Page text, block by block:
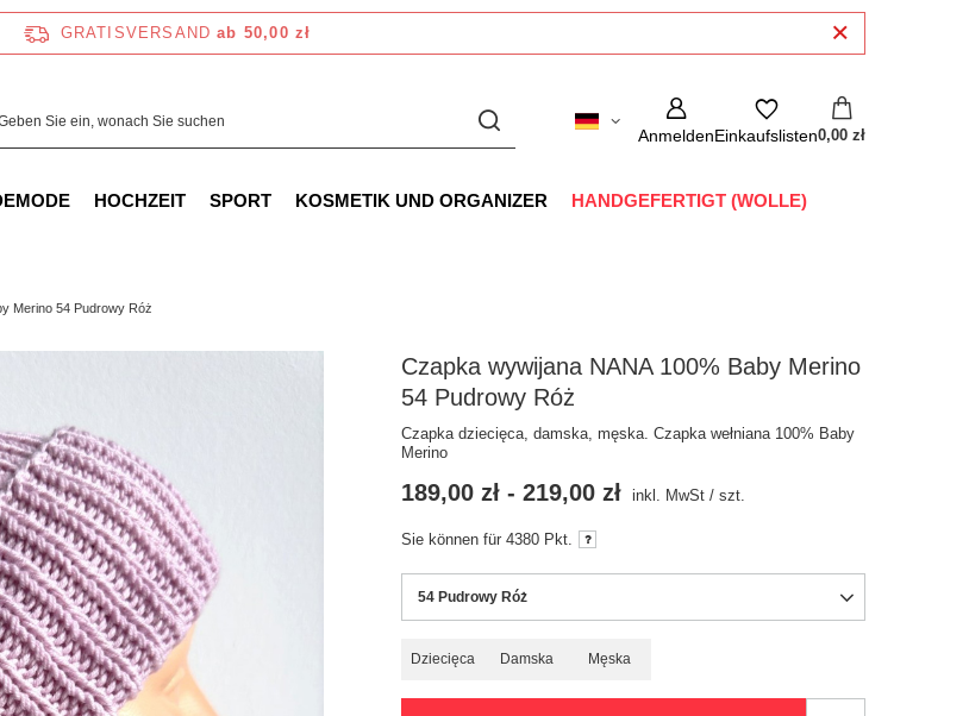
GRATISVERSAND ab 50,00 zł
AnmeldenEinkaufslisten0,00 zł
HOCHZEIT SPORT KOSMETIK UND ORGANIZER
HANDGEFERTIGT (WOLLE)
Merino 54 Pudrowy Róż
Czapka wywijana NANA 100% Baby Merino
54 Pudrowy Róż
Czapka dziecięca, damska, męska. Czapka wełniana 100% Baby
Merino
54 Pudrowy Róż
Dziecięca Damska Męska
189,00 zł -219,00 zł inkl. MwSt /szt.
Sie können für4380 Pkt.